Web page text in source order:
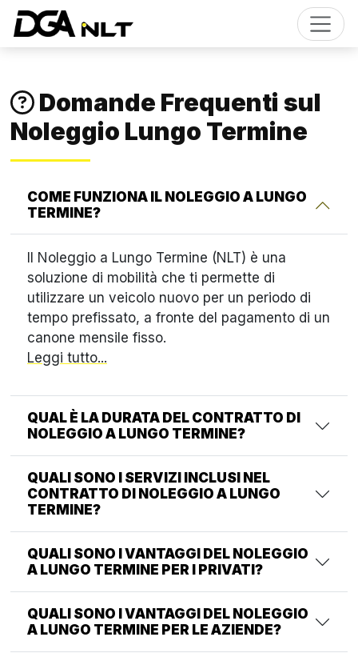
Domande Frequenti sul
Noleggio Lungo Termine
COME FUNZIONA IL NOLEGGIO A LUNGO
TERMINE?
Il Noleggio a Lungo Termine (NLT) è una
soluzione di mobilità che ti permette di
utilizzare un veicolo nuovo per un periodo di
tempo prefissato, a fronte del pagamento di un
canone mensile fisso.
Leggi tutto...
QUAL È LA DURATA DEL CONTRATTO DI
NOLEGGIO A LUNGO TERMINE?
QUALI SONO I SERVIZI INCLUSI NEL
CONTRATTO DI NOLEGGIO A LUNGO
TERMINE?
QUALI SONO I VANTAGGI DEL NOLEGGIO
A LUNGO TERMINE PER I PRIVATI?
QUALI SONO I VANTAGGI DEL NOLEGGIO
A LUNGO TERMINE PER LE AZIENDE?